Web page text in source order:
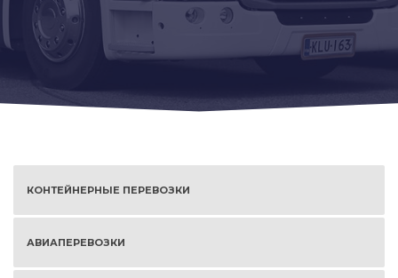
КОНТЕЙНЕРНЫЕ ПЕРЕВОЗКИ
АВИАПЕРЕВОЗКИ